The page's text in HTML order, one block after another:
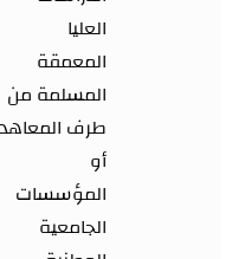
العليا
المعمقة
المسلمة من
طرف المعاهد
أو
المؤسسات
الجامعية